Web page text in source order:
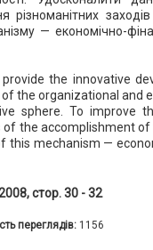
різноманітних
— економічно-
the innovative
the organizational and
sphere. To improve
of the accomplishment
this mechanism —
стор. 30 - 32
переглядів: 1156